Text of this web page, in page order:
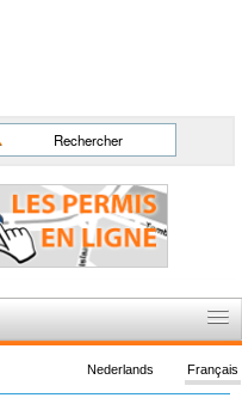
Français
Nederlands